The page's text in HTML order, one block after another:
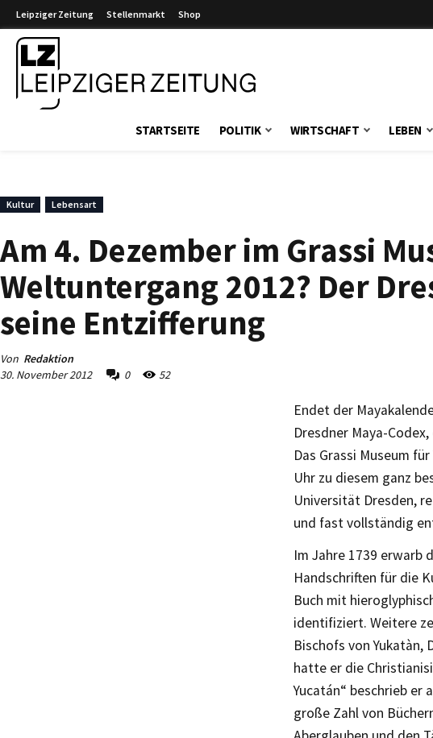
Leipziger Zeitung Stellenmarkt Shop
STARTSEITE POLITIK WIRTSCHAFT LEBEN
Kultur Lebensart
Am 4. Dezember im Grassi
Weltuntergang 2012? Der
seine Entzifferung
Von Redaktion
30. November 2012
0 52
Endet der
Dresdner Maya-
Das Grassi Museum
Uhr zu diesem ganz
Universität Dresden,
und fast vollständig
Im Jahre 1739 erwarb
Handschriften für die
Buch mit
identifiziert. Weitere
Bischofs von Yukatàn,
hatte er die
Yucatán“ beschrieb er
große Zahl von